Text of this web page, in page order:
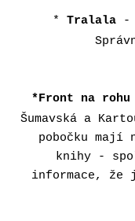
* Tralala-
*Front na rohu
Šumavská a
pobočku mají
knihy -
informace,